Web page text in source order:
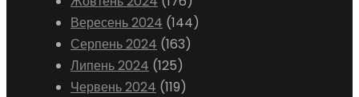
Вересень 2024 (144)
Серпень 2024 (163)
Липень 2024 (125)
Червень 2024 (119)